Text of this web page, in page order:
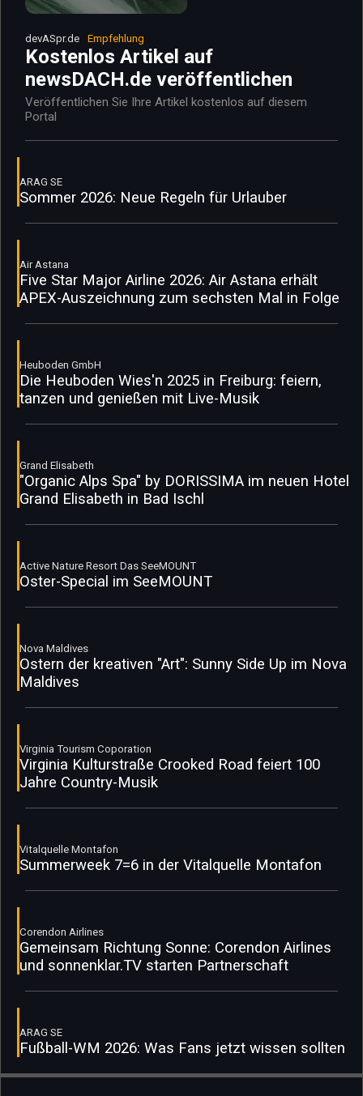
devASpr.de Empfehlung
Kostenlos Artikel auf
newsDACH.de veröffentlichen
Veröffentlichen Sie Ihre Artikel kostenlos auf diesem
Portal
ARAG SE
Sommer 2026: Neue Regeln für Urlauber
Air Astana
Five Star Major Airline 2026: Air Astana erhält
APEX-Auszeichnung zum sechsten Mal in Folge
Heuboden GmbH
Die Heuboden Wies'n 2025 in Freiburg: feiern,
tanzen und genießen mit Live-Musik
Grand Elisabeth
"Organic Alps Spa" by DORISSIMA im neuen Hotel
Grand Elisabeth in Bad Ischl
Active Nature Resort Das SeeMOUNT
Oster-Special im SeeMOUNT
Nova Maldives
Ostern der kreativen "Art": Sunny Side Up im Nova
Maldives
Virginia Tourism Coporation
Virginia Kulturstraße Crooked Road feiert 100
Jahre Country-Musik
Vitalquelle Montafon
Summerweek 7=6 in der Vitalquelle Montafon
Corendon Airlines
Gemeinsam Richtung Sonne: Corendon Airlines
und sonnenklar.TV starten Partnerschaft
ARAG SE
Fußball-WM 2026: Was Fans jetzt wissen sollten